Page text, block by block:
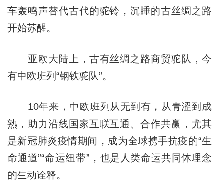
车轰鸣声替代古代的驼铃，沉睡的古丝绸之路
开始苏醒。
亚欧大陆上，古有丝绸之路商贸驼队，今
有中欧班列“钢铁驼队”。
10年来，中欧班列从无到有，从青涩到成
熟，助力沿线国家互联互通、合作共赢，尤其
是新冠肺炎疫情期间，成为全球携手抗疫的“生
命通道”“命运纽带”，也是人类命运共同体理念
的生动诠释。